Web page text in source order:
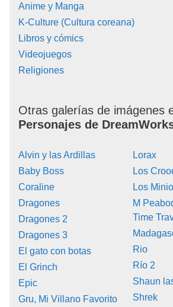
Anime y Manga
K-Culture (Cultura coreana)
Libros y cómics
Videojuegos
Religiones
Otras galerías de imágenes
Personajes de
Alvin y las Ardillas
Baby Boss
Coraline
Dragones
Dragones 2
Dragones 3
El gato con botas
El Grinch
Epic
Gru, Mi Villano Favorito
Lorax
Los
Los
M
Time
Rio
Río 2
Shaun
Shrek